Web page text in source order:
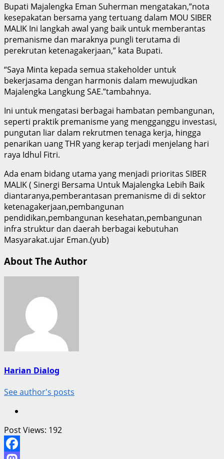
Bupati Majalengka Eman Suherman mengatakan,”nota
kesepakatan bersama yang tertuang dalam MOU SIBER
MALIK Ini langkah awal yang baik untuk memberantas
premanisme dan maraknya pungli terutama di
perekrutan ketenagakerjaan,” kata Bupati.
“Saya Minta kepada semua stakeholder untuk
bekerjasama dengan harmonis dalam mewujudkan
Majalengka Langkung SAE.”tambahnya.
Ini untuk mengatasi berbagai hambatan pembangunan,
seperti praktik premanisme yang mengganggu investasi,
pungutan liar dalam rekrutmen tenaga kerja, hingga
penarikan uang THR yang kerap terjadi menjelang hari
raya Idhul Fitri.
Ada enam bidang utama yang menjadi prioritas SIBER
MALIK ( Sinergi Bersama Untuk Majalengka Lebih Baik
diantaranya,pemberantasan premanisme di di sektor
ketenagakerjaan,pembangunan
pendidikan,pembangunan kesehatan,pembangunan
infra struktur dan daerah berbagai kebutuhan
Masyarakat.ujar Eman.(yub)
About The Author
Harian Dialog
See author's posts
Post Views: 192